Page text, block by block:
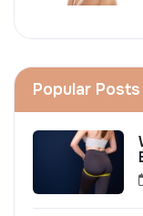
Popular Posts